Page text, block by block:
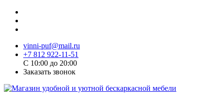
vinni-puf@mail.ru
+7 812 922-11-51
C 10:00 до 20:00
Заказать звонок